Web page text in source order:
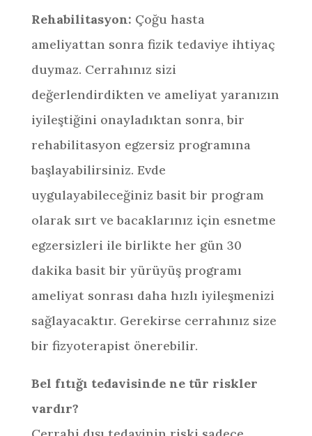
Rehabilitasyon: Çoğu hasta
ameliyattan sonra fizik tedaviye ihtiyaç
duymaz. Cerrahınız sizi
değerlendirdikten ve ameliyat yaranızın
iyileştiğini onayladıktan sonra, bir
rehabilitasyon egzersiz programına
başlayabilirsiniz. Evde
uygulayabileceğiniz basit bir program
olarak sırt ve bacaklarınız için esnetme
egzersizleri ile birlikte her gün 30
dakika basit bir yürüyüş programı
ameliyat sonrası daha hızlı iyileşmenizi
sağlayacaktır. Gerekirse cerrahınız size
bir fizyoterapist önerebilir.
Bel fıtığı tedavisinde ne tür riskler
vardır?